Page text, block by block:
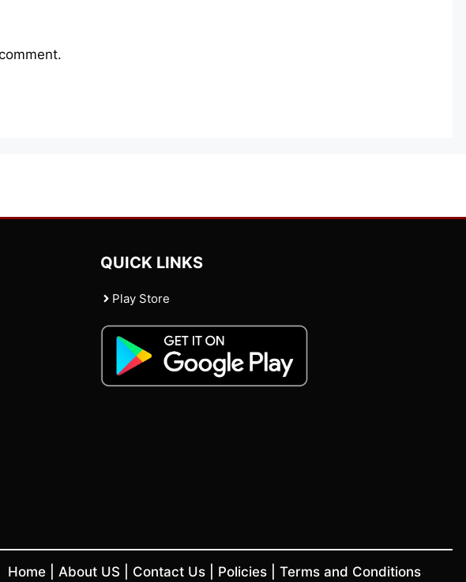
QUICK LINKS
Play Store
Home About US Contact Us Policies Terms and Conditions